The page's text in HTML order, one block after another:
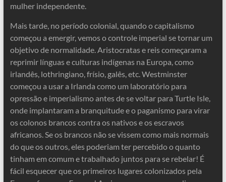
mulher independente.
Mais tarde, no período colonial, quando o capitalismo
começou a emergir, vemos o controle imperial se tornar um
objetivo de normalidade. Aristocratas e reis começaram a
reprimir línguas e culturas indígenas na Europa, como
irlandês, lothringiano, frísio, galês, etc. Westminster
começou a usar a Irlanda como um laboratório para
opressão e imperialismo antes de se voltar para Turtle Isle,
onde implantaram a branquitude e o paganismo para virar
os colonos brancos contra os nativos e os escravos
africanos. Se os brancos não se vissem como mais normais
do que os outros, eles poderiam ter percebido o quanto
tinham em comum e trabalhado juntos para se rebelar! É
fácil esquecer que os primeiros lugares colonizados pela